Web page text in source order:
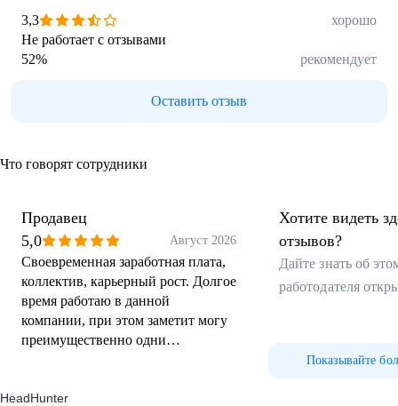
3,3
хорошо
Не работает с отзывами
52% рекомендует
Оставить отзыв
Что говорят сотрудники
Продавец
5,0
Август 2026
Своевременная заработная плата,
коллектив, карьерный рост. Долгое
время работаю в данной
компании, при этом заметит могу
преимущественно одни
Хотите видеть
отзывов?
Дайте знать об
работодателя
Показывайте
HeadHunter